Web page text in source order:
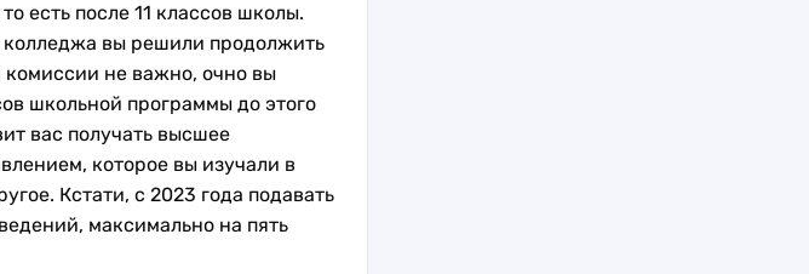
есть после 11 классов школы.
вы решили продолжить
не важно, очно вы
школьной программы до этого
вас получать высшее
которое вы изучали в
Кстати, с 2023 года подавать
максимально на пять